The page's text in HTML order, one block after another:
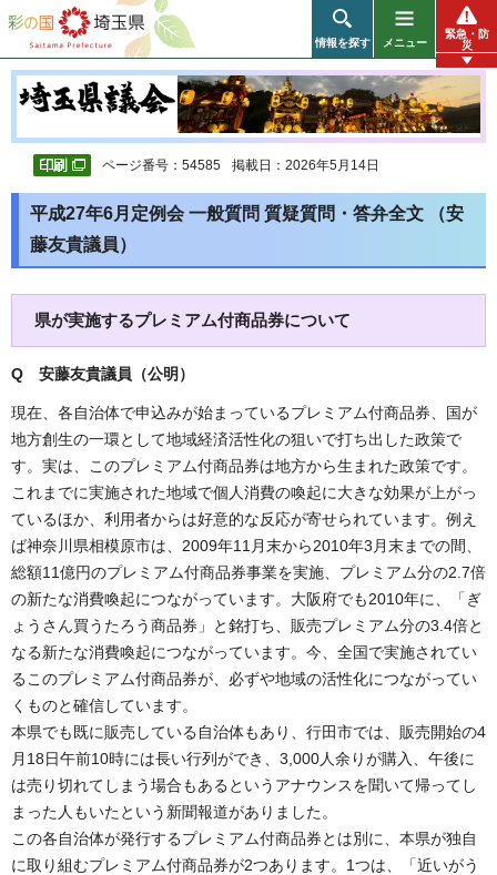
彩の国 埼玉県
情報を探す メニュー
緊急・防
災
ページ番号：54585 掲載日：2026年5月14日
平成27年6月定例会 一般質問 質疑質問・答弁全文 （安
藤友貴議員）
県が実施するプレミアム付商品券について
Q 安藤友貴議員（公明）
現在、各自治体で申込みが始まっているプレミアム付商品券、国が
地方創生の一環として地域経済活性化の狙いで打ち出した政策で
す。実は、このプレミアム付商品券は地方から生まれた政策です。
これまでに実施された地域で個人消費の喚起に大きな効果が上がっ
ているほか、利用者からは好意的な反応が寄せられています。例え
ば神奈川県相模原市は、2009年11月末から2010年3月末までの間、
総額11億円のプレミアム付商品券事業を実施、プレミアム分の2.7倍
の新たな消費喚起につながっています。大阪府でも2010年に、「ぎ
ょうさん買うたろう商品券」と銘打ち、販売プレミアム分の3.4倍と
なる新たな消費喚起につながっています。今、全国で実施されてい
るこのプレミアム付商品券が、必ずや地域の活性化につながってい
くものと確信しています。
本県でも既に販売している自治体もあり、行田市では、販売開始の4
月18日午前10時には長い行列ができ、3,000人余りが購入、午後に
は売り切れてしまう場合もあるというアナウンスを聞いて帰ってし
まった人もいたという新聞報道がありました。
この各自治体が発行するプレミアム付商品券とは別に、本県が独自
に取り組むプレミアム付商品券が2つあります。1つは、「近いがう